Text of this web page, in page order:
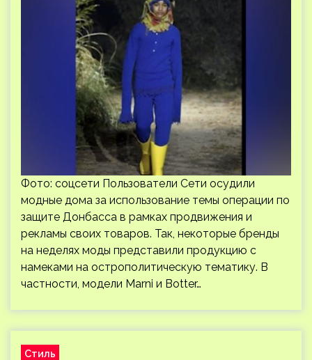
Фото: соцсети Пользователи Сети осудили
модные дома за использование темы операции по
защите Донбасса в рамках продвижения и
рекламы своих товаров. Так, некоторые бренды
на неделях моды представили продукцию с
намеками на острополитическую тематику. В
частности, модели Marni и Botter…
Стиль